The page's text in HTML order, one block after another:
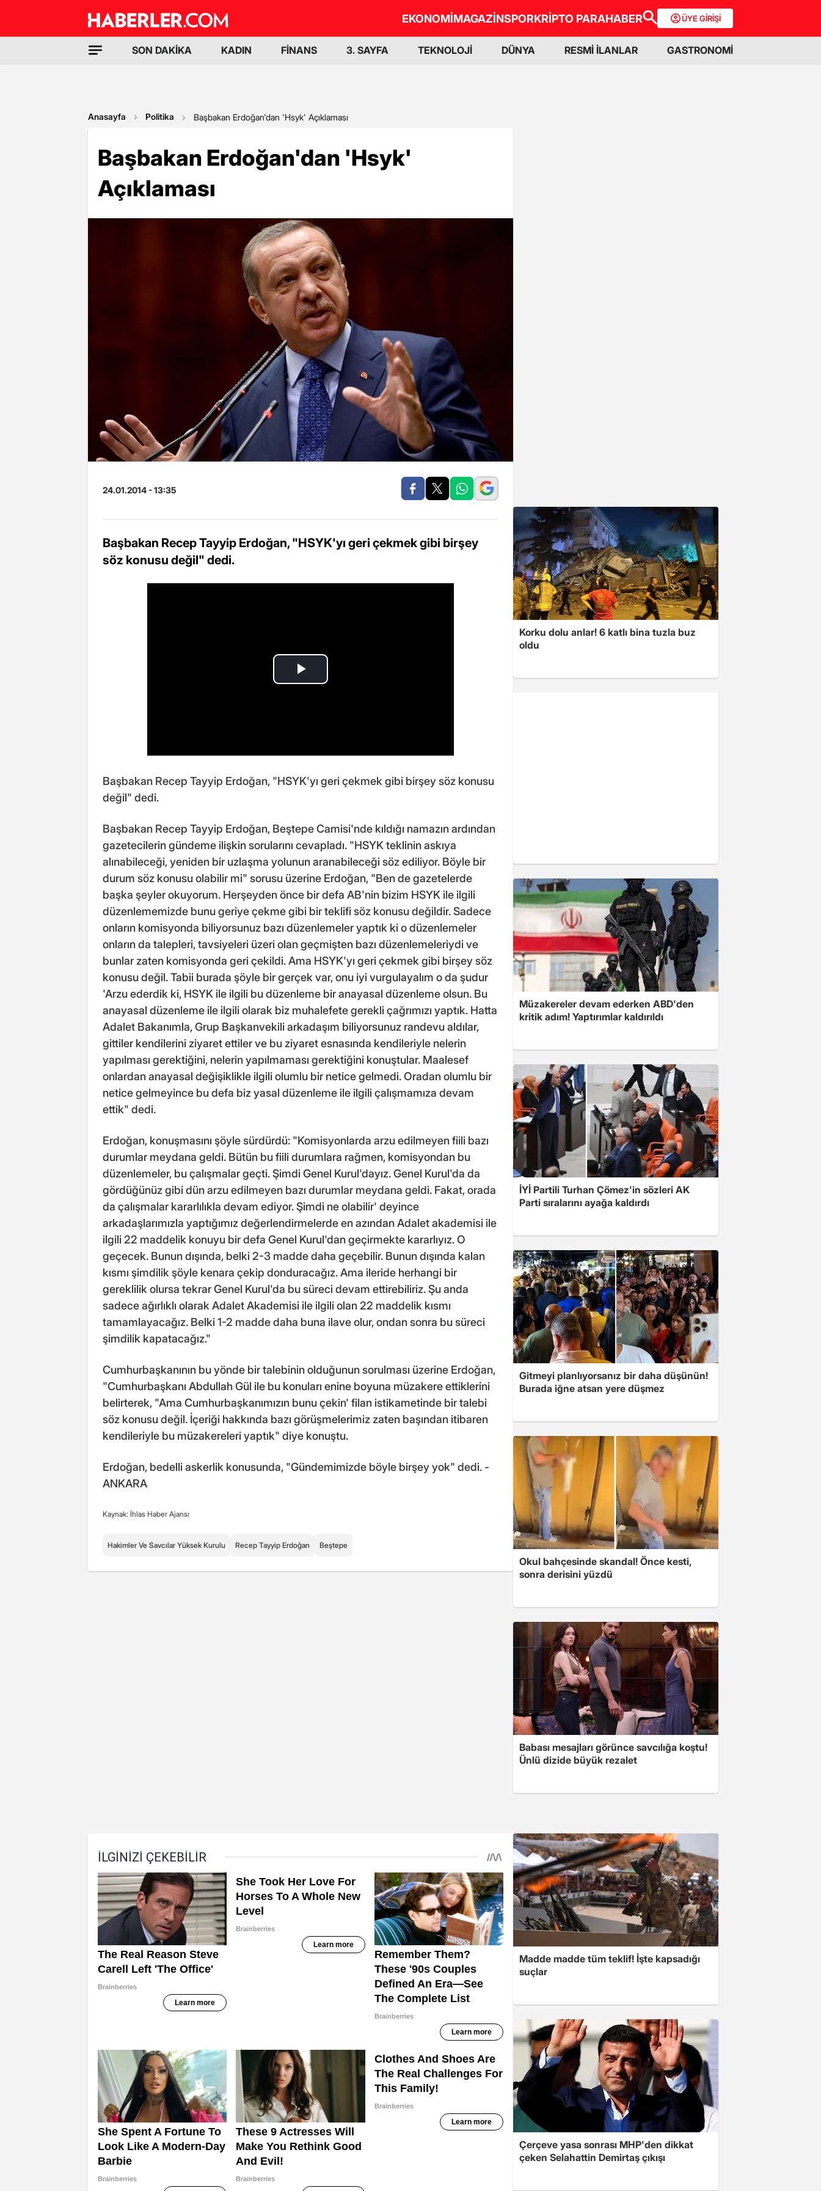
EKONOMİMAGAZİNSPORKRİPTO PARAHABER ÜYE GİRİŞİ
SON DAKİKA KADIN FİNANS 3. SAYFA TEKNOLOJİ DÜNYA RESMİ İLANLAR GASTRONOMİ
Anasayfa Politika Başbakan Erdoğan'dan 'Hsyk' Açıklaması
Başbakan Erdoğan'dan 'Hsyk'
Açıklaması
24.01.2014 - 13:35
Başbakan Recep Tayyip Erdoğan, "HSYK'yı geri çekmek gibi birşey
söz konusu değil" dedi.
Başbakan Recep Tayyip Erdoğan, "HSYK'yı geri çekmek gibi birşey söz konusu
değil" dedi.
Başbakan Recep Tayyip Erdoğan, Beştepe Camisi'nde kıldığı namazın ardından
gazetecilerin gündeme ilişkin sorularını cevapladı. "HSYK teklinin askıya
alınabileceği, yeniden bir uzlaşma yolunun aranabileceği söz ediliyor. Böyle bir
durum söz konusu olabilir mi" sorusu üzerine Erdoğan, "Ben de gazetelerde
başka şeyler okuyorum. Herşeyden önce bir defa AB'nin bizim HSYK ile ilgili
düzenlememizde bunu geriye çekme gibi bir teklifi söz konusu değildir. Sadece
onların komisyonda biliyorsunuz bazı düzenlemeler yaptık ki o düzenlemeler
onların da talepleri, tavsiyeleri üzeri olan geçmişten bazı düzenlemeleriydi ve
bunlar zaten komisyonda geri çekildi. Ama HSYK'yı geri çekmek gibi birşey söz
konusu değil. Tabii burada şöyle bir gerçek var, onu iyi vurgulayalım o da şudur
'Arzu ederdik ki, HSYK ile ilgili bu düzenleme bir anayasal düzenleme olsun. Bu
anayasal düzenleme ile ilgili olarak biz muhalefete gerekli çağrımızı yaptık. Hatta
Adalet Bakanımla, Grup Başkanvekili arkadaşım biliyorsunuz randevu aldılar,
gittiler kendilerini ziyaret ettiler ve bu ziyaret esnasında kendileriyle nelerin
yapılması gerektiğini, nelerin yapılmaması gerektiğini konuştular. Maalesef
onlardan anayasal değişiklikle ilgili olumlu bir netice gelmedi. Oradan olumlu bir
netice gelmeyince bu defa biz yasal düzenleme ile ilgili çalışmamıza devam
ettik" dedi.
Erdoğan, konuşmasını şöyle sürdürdü: "Komisyonlarda arzu edilmeyen fiili bazı
durumlar meydana geldi. Bütün bu fiili durumlara rağmen, komisyondan bu
düzenlemeler, bu çalışmalar geçti. Şimdi Genel Kurul'dayız. Genel Kurul'da da
gördüğünüz gibi dün arzu edilmeyen bazı durumlar meydana geldi. Fakat, orada
da çalışmalar kararlılıkla devam ediyor. Şimdi ne olabilir' deyince
arkadaşlarımızla yaptığımız değerlendirmelerde en azından Adalet akademisi ile
ilgili 22 maddelik konuyu bir defa Genel Kurul'dan geçirmekte kararlıyız. O
geçecek. Bunun dışında, belki 2-3 madde daha geçebilir. Bunun dışında kalan
kısmı şimdilik şöyle kenara çekip donduracağız. Ama ileride herhangi bir
gereklilik olursa tekrar Genel Kurul'da bu süreci devam ettirebiliriz. Şu anda
sadece ağırlıklı olarak Adalet Akademisi ile ilgili olan 22 maddelik kısmı
tamamlayacağız. Belki 1-2 madde daha buna ilave olur, ondan sonra bu süreci
şimdilik kapatacağız."
Cumhurbaşkanının bu yönde bir talebinin olduğunun sorulması üzerine Erdoğan,
"Cumhurbaşkanı Abdullah Gül ile bu konuları enine boyuna müzakere ettiklerini
belirterek, "Ama Cumhurbaşkanımızın bunu çekin' filan istikametinde bir talebi
söz konusu değil. İçeriği hakkında bazı görüşmelerimiz zaten başından itibaren
kendileriyle bu müzakereleri yaptık" diye konuştu.
Erdoğan, bedelli askerlik konusunda, "Gündemimizde böyle birşey yok" dedi. -
ANKARA
Kaynak: İhlas Haber Ajansı
Hakimler Ve Savcılar Yüksek Kurulu Recep Tayyip Erdoğan Beştepe
Korku dolu anlar! 6 katlı bina tuzla buz
oldu
Müzakereler devam ederken ABD'den
kritik adım! Yaptırımlar kaldırıldı
İYİ Partili Turhan Çömez'in sözleri AK
Parti sıralarını ayağa kaldırdı
Gitmeyi planlıyorsanız bir daha düşünün!
Burada iğne atsan yere düşmez
Okul bahçesinde skandal! Önce kesti,
sonra derisini yüzdü
Babası mesajları görünce savcılığa koştu!
Ünlü dizide büyük rezalet
Madde madde tüm teklif! İşte kapsadığı
suçlar
Çerçeve yasa sonrası MHP'den dikkat
çeken Selahattin Demirtaş çıkışı